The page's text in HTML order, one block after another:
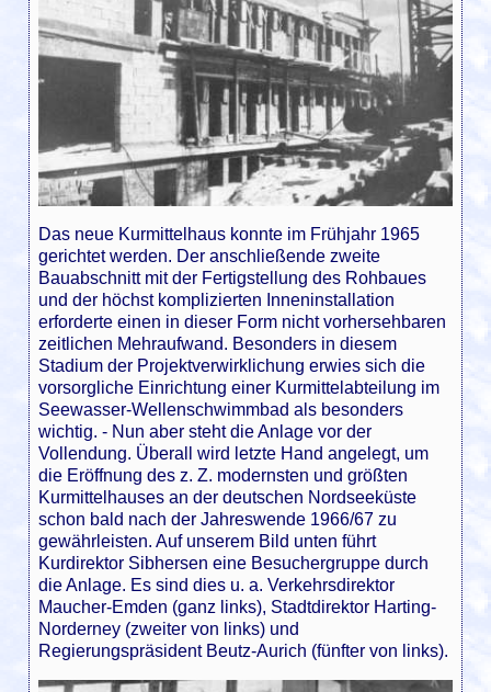
Das neue Kurmittelhaus konnte im Frühjahr 1965
gerichtet werden. Der anschließende zweite
Bauabschnitt mit der Fertigstellung des Rohbaues
und der höchst komplizierten Inneninstallation
erforderte einen in dieser Form nicht vorhersehbaren
zeitlichen Mehraufwand. Besonders in diesem
Stadium der Projektverwirklichung erwies sich die
vorsorgliche Einrichtung einer Kurmittelabteilung im
Seewasser-Wellenschwimmbad als besonders
wichtig. - Nun aber steht die Anlage vor der
Vollendung. Überall wird letzte Hand angelegt, um
die Eröffnung des z. Z. modernsten und größten
Kurmittelhauses an der deutschen Nordseeküste
schon bald nach der Jahreswende 1966/67 zu
gewährleisten. Auf unserem Bild unten führt
Kurdirektor Sibhersen eine Besuchergruppe durch
die Anlage. Es sind dies u. a. Verkehrsdirektor
Maucher-Emden (ganz links), Stadtdirektor Harting-
Norderney (zweiter von links) und
Regierungspräsident Beutz-Aurich (fünfter von links).